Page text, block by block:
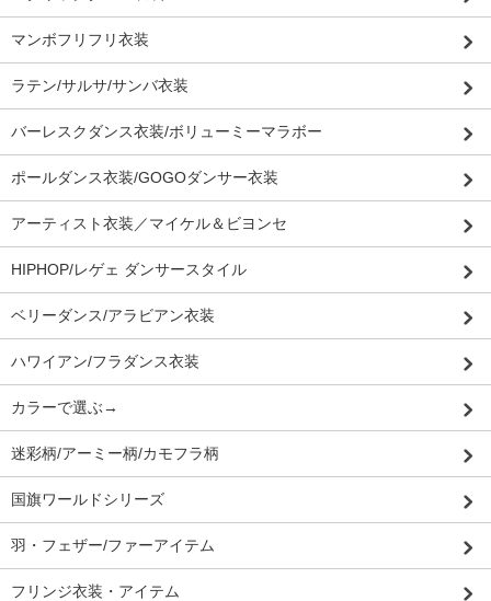
マンボフリフリ衣装
ラテン/サルサ/サンバ衣装
バーレスクダンス衣装/ボリューミーマラボー
ポールダンス衣装/GOGOダンサー衣装
アーティスト衣装／マイケル＆ビヨンセ
HIPHOP/レゲェ ダンサースタイル
ベリーダンス/アラビアン衣装
ハワイアン/フラダンス衣装
カラーで選ぶ→
迷彩柄/アーミー柄/カモフラ柄
国旗ワールドシリーズ
羽・フェザー/ファーアイテム
フリンジ衣装・アイテム